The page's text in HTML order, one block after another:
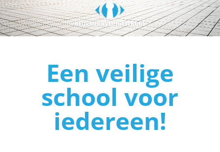
Een veilige
school voor
iedereen!